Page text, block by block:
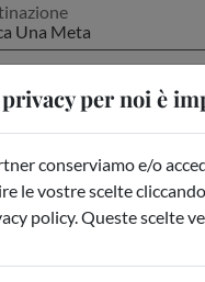
Una Meta
per noi è
conserviamo e/o
le vostre scelte
policy. Queste scelte